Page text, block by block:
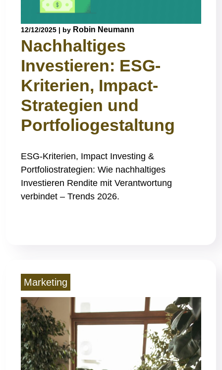
12/12/2025 | by Robin Neumann
Nachhaltiges
Investieren: ESG-
Kriterien, Impact-
Strategien und
Portfoliogestaltung
ESG-Kriterien, Impact Investing &
Portfoliostrategien: Wie nachhaltiges
Investieren Rendite mit Verantwortung
verbindet – Trends 2026.
Marketing